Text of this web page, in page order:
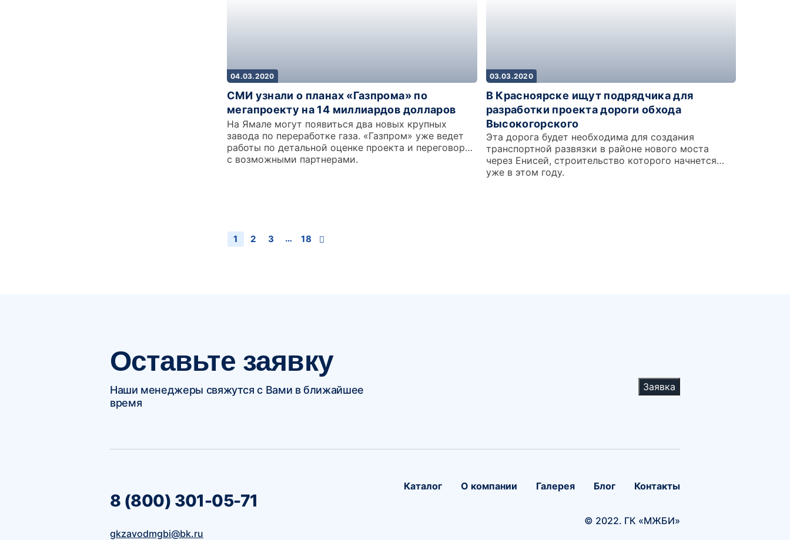
04.03.2020
СМИ узнали о планах «Газпрома» по
мегапроекту на 14 миллиардов долларов
На Ямале могут появиться два новых крупных
завода по переработке газа. «Газпром» уже ведет
работы по детальной оценке проекта и переговоры
с возможными партнерами.
03.03.2020
В Красноярске ищут подрядчика для
разработки проекта дороги обхода
Высокогорского
Эта дорога будет необходима для создания
транспортной развязки в районе нового моста
через Енисей, строительство которого начнется
уже в этом году.
1 2 3 … 18
Оставьте заявку
Наши менеджеры свяжутся с Вами в ближайшее
время
8 (800) 301-05-71
gkzavodmgbi@bk.ru
Заявка
Каталог О компании Галерея Блог Контакты
© 2022. ГК «МЖБИ»